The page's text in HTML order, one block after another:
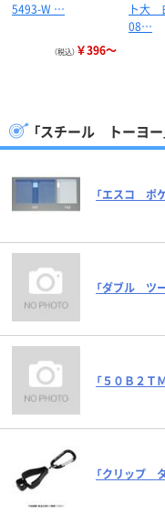
5493-W …
（税込） ￥396～
ト大
08…
「スチール トーヨ
「エスコ ポ
「ダブル ツ
「５０Ｂ２Ｔ
「クリップ